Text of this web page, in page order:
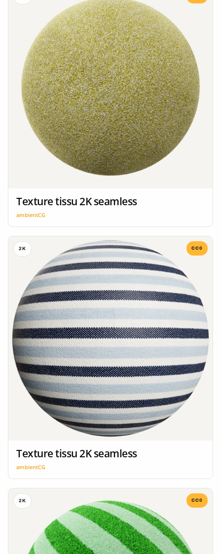
Texture tissu 2K seamless
ambientCG
2K CC0
Texture tissu 2K seamless
ambientCG
2K CC0